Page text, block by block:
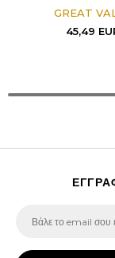
GREAT
45,49